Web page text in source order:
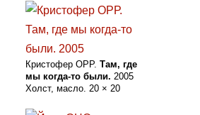
Кристофер ОРР. Там, где
мы когда-то были. 2005
Холст, масло. 20 × 20